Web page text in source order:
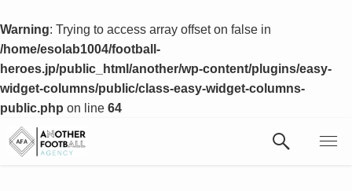
Warning: Trying to access array offset on false in
/home/esolab1004/football-
heroes.jp/public_html/another/wp-content/plugins/easy-
widget-columns/public/class-easy-widget-columns-
public.php on line 64